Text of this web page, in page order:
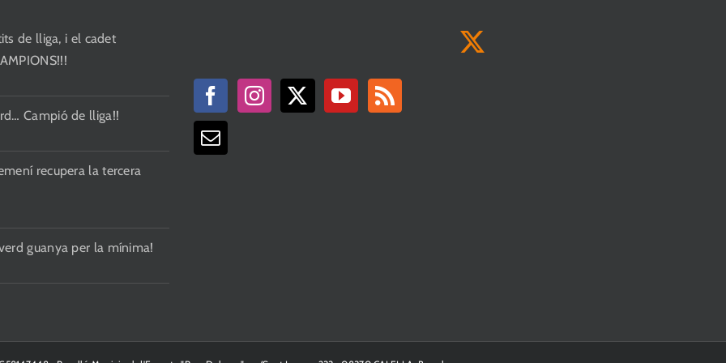
de lliga, i el cadet
Campió de lliga!!
recupera la tercera
guanya per la mínima!